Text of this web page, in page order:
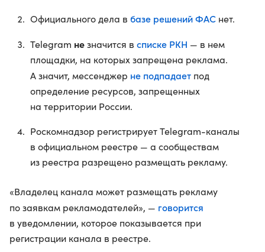
Официального дела в базе решений ФАС нет.
Telegram незначится в списке РКН — в нем
площадки, на которых запрещена реклама.
А значит, мессенджер не подпадает под
определение ресурсов, запрещенных
на территории России.
Роскомнадзор регистрирует Telegram-каналы
в официальном реестре — а сообществам
из реестра разрещено размещать рекламу.
«Владелец канала может размещать рекламу
по заявкам рекламодателей», — говорится
в уведомлении, которое показывается при
регистрации канала в реестре.